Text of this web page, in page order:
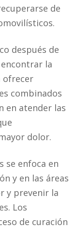
de
después de
la
ofrecer
combinados
en atender las
dolor.
se enfoca en
y en las áreas
y prevenir la
Los
de curación